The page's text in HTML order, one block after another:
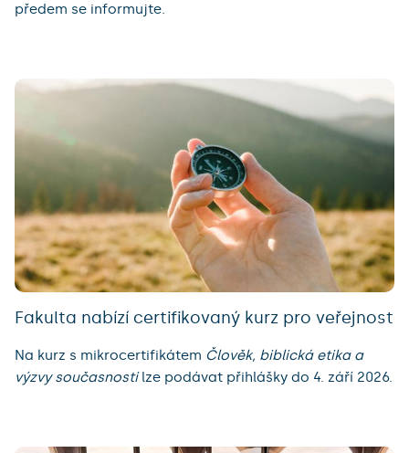
předem se informujte.
Fakulta nabízí certifikovaný kurz pro veřejnost
Na kurz s mikrocertifikátem Člověk, biblická etika a
výzvy současnostilze podávat přihlášky do 4. září 2026.